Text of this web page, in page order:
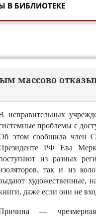
В БИБЛИОТЕКЕ
массово
исправительных
проблемы с
этом сообщила член
РФ Ева
из разных
так и из
художественные,
даже если они не
— чрезмерная